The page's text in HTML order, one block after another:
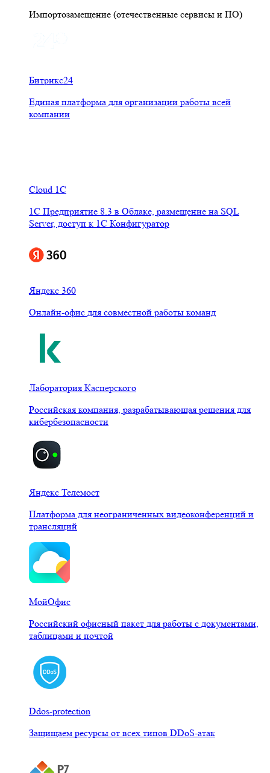
Импортозамещение (отечественные сервисы и ПО)
Битрикс24
Единая платформа для организации работы всей
компании
Cloud 1C
1С Предприятие 8.3 в Облаке, размещение на SQL
Server, доступ к 1С Конфигуратор
Яндекс 360
Онлайн-офис для совместной работы команд
Лаборатория Касперского
Российская компания, разрабатывающая решения для
кибербезопасности
Яндекс Телемост
Платформа для неограниченных видеоконференций и
трансляций
МойОфис
Российский офисный пакет для работы с документами,
таблицами и почтой
Ddos-protection
Защищаем ресурсы от всех типов DDoS-атак